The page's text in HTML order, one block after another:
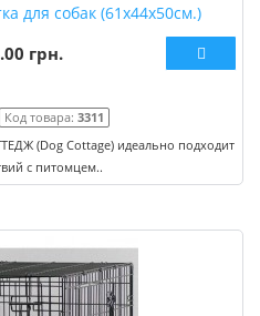
для собак (61х44х50см.)
грн.
Код товара: 3311
(Dog Cottage) идеально подходит
с питомцем..